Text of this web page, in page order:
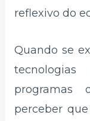
reflexivo do
Quando se
programas
perceber